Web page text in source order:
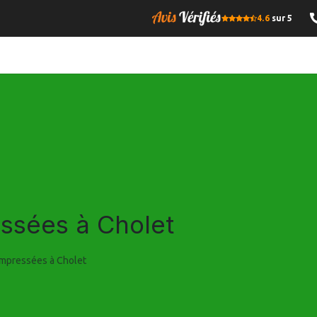
4.6 sur 5
à Cholet
à Cholet